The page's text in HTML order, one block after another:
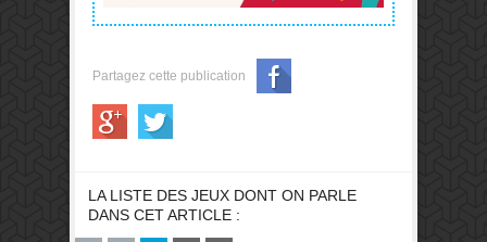
Partagez cette publication
LA LISTE DES JEUX DONT ON PARLE
DANS CET ARTICLE :